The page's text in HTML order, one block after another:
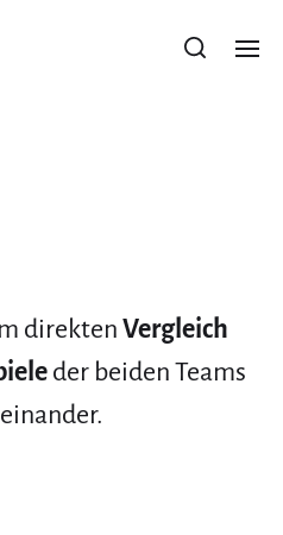
direkten Vergleich
der beiden Teams